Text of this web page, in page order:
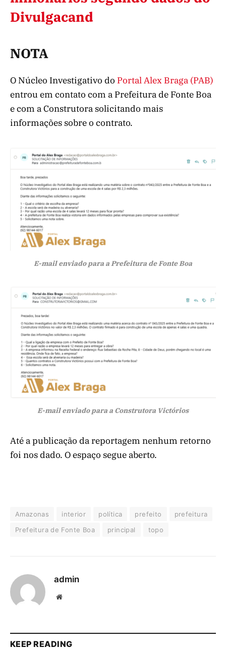
Divulgacand
NOTA
O Núcleo Investigativo do Portal Alex Braga (PAB)
entrou em contato com a Prefeitura de Fonte Boa
e com a Construtora solicitando mais
informações sobre o contrato.
E-mail enviado para a Prefeitura de Fonte Boa
E-mail enviado para a Construtora Victórios
Até a publicação da reportagem nenhum retorno
foi nos dado. O espaço segue aberto.
Amazonas interior política prefeito
prefeitura
Prefeitura de Fonte Boa
principal topo
admin
Website
KEEP READING